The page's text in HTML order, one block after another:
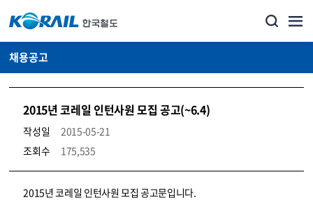
채용공고
2015년 코레일 인턴사원 모집 공고(~6.4)
작성일
2015-05-21
조회수
175,535
코레일소개_경영공시_채용공고 상세보기 – 내용, 파일, 담당자 연락처로 구성
2015년 코레일 인턴사원 모집 공고문입니다.